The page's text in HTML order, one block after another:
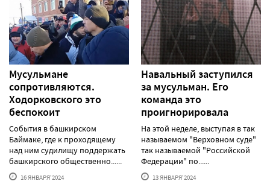
Мусульмане
сопротивляются.
Ходорковского это
беспокоит
События в башкирском
Баймаке, где к проходящему
над ним судилищу поддержать
башкирского общественно......
16 ЯНВАРЯ'2024
Навальный заступился
за мусульман. Его
команда это
проигнорировала
На этой неделе, выступая в так
называемом "Верховном суде"
так называемой "Российской
Федерации" по......
13 ЯНВАРЯ'2024